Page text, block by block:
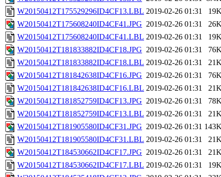
W20150412T175529296ID4CF13.LBL 2019-02-26 01:31
W20150412T175608240ID4CF41.JPG 2019-02-26 01:31
W20150412T175608240ID4CF41.LBL 2019-02-26 01:31
W20150412T181833882ID4CF18.JPG 2019-02-26 01:31
W20150412T181833882ID4CF18.LBL 2019-02-26 01:31
W20150412T181842638ID4CF16.JPG 2019-02-26 01:31
W20150412T181842638ID4CF16.LBL 2019-02-26 01:31
W20150412T181852759ID4CF13.JPG 2019-02-26 01:31
W20150412T181852759ID4CF13.LBL 2019-02-26 01:31
W20150412T181905580ID4CF31.JPG 2019-02-26 01:31
W20150412T181905580ID4CF31.LBL 2019-02-26 01:31
W20150412T184530662ID4CF17.JPG 2019-02-26 01:31
W20150412T184530662ID4CF17.LBL 2019-02-26 01:31